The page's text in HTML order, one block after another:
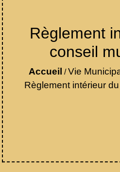
Règlement
conseil
Accueil /Vie
Règlement intérieur